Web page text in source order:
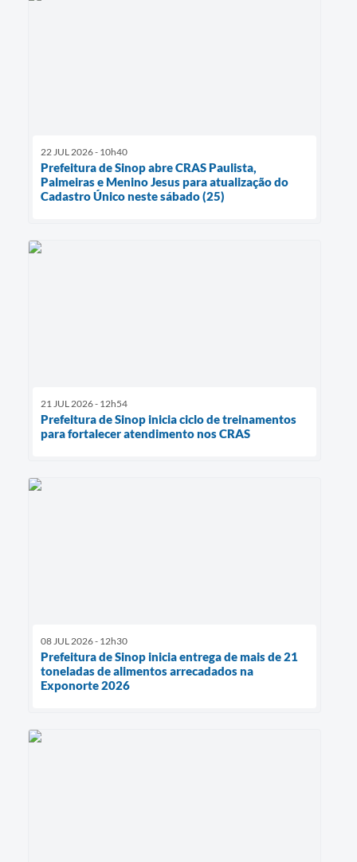
22 JUL 2026 - 10h40
Prefeitura de Sinop abre CRAS Paulista,
Palmeiras e Menino Jesus para atualização do
Cadastro Único neste sábado (25)
21 JUL 2026 - 12h54
Prefeitura de Sinop inicia ciclo de treinamentos
para fortalecer atendimento nos CRAS
08 JUL 2026 - 12h30
Prefeitura de Sinop inicia entrega de mais de 21
toneladas de alimentos arrecadados na
Exponorte 2026